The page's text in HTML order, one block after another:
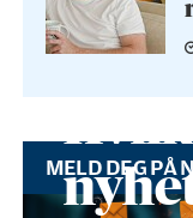
MELD DEG PÅ